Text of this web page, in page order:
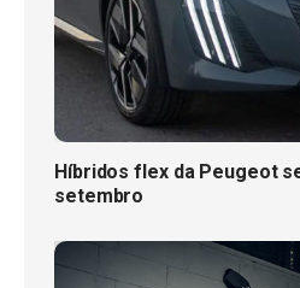
Híbridos flex da Peugeot
setembro